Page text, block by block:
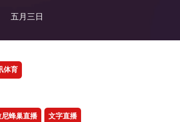
五月三日
体育
蜂巢直播 文字直播